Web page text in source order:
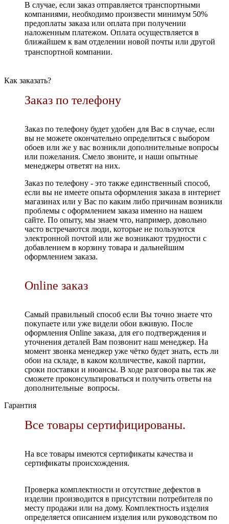
В случае, если заказ отправляется транспортными
компаниями, необходимо произвести минимум 50%
предоплаты заказа или оплата при получении
наложенным платежом. Оплата осуществляется в
ближайшем к вам отделении новой почты или другой
транспортной компании.
Как заказать?
Заказ по телефону
Заказ по телефону будет удобен для Вас в случае, если
вы не можете окончательно определиться с выбором
обоев или же у вас возникли дополнительные вопросы
или пожелания. Смело звоните, и наши опытные
менеджеры ответят на них.
Заказ по телефону - это также единственный способ,
если вы не имеете опыта оформления заказа в интернет
магазинах или у Вас по каким либо причинам возникли
проблемы с оформлением заказа именно на нашем
сайте. По опыту, мы знаем что, например, довольно
часто встречаются люди, которые не пользуются
электронной почтой или же возникают трудности с
добавлением в корзину товара и дальнейшим
оформлением заказа.
Online заказ
Самый правильный способ если Вы точно знаете что
покупаете или уже видели обои вживую. После
оформления Online заказа, для его подтверждения и
уточнения деталей Вам позвонит наш менеджер. На
момент звонка менеджер уже чётко будет знать, есть ли
обои на складе, в каком колличестве, какой партии,
сроки поставки и нюансы. В ходе разговора вы так же
сможете проконсультироваться и получить ответы на
дополнительные вопросы.
Гарантия
Все товары сертифицированы.
На все товары имеются сертификаты качества и
сертификаты происхождения.
Проверка комплектности и отсутствие дефектов в
изделии производится в присутствии потребителя по
месту продажи или на дому. Комплектность изделия
определяется описанием изделия или руководством по